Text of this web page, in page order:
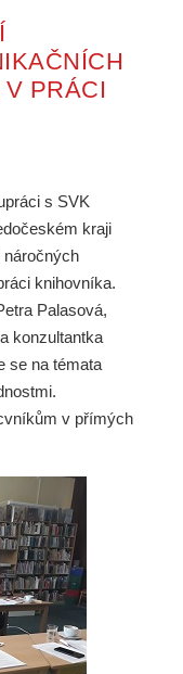
PRÁCI
s SVK
kraji
náročných
knihovníka.
Palasová,
konzultantka
se na témata
v přímých